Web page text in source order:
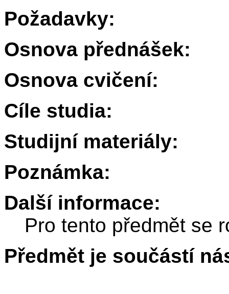
Požadavky:
Osnova přednášek:
Osnova cvičení:
Cíle studia:
Studijní materiály:
Poznámka:
Další informace:
Pro tento předmět se
Předmět je součástí